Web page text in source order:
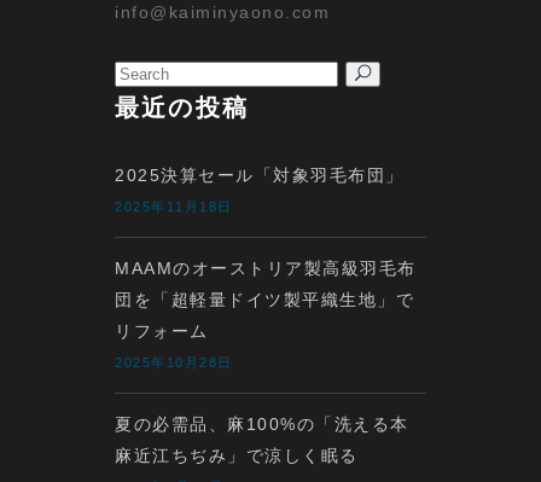
info@kaiminyaono.com
Search
for:
最近の投稿
2025決算セール「対象羽毛布団」
2025年11月18日
MAAMのオーストリア製高級羽毛布
団を「超軽量ドイツ製平織生地」で
リフォーム
2025年10月28日
夏の必需品、麻100%の「洗える本
麻近江ちぢみ」で涼しく眠る